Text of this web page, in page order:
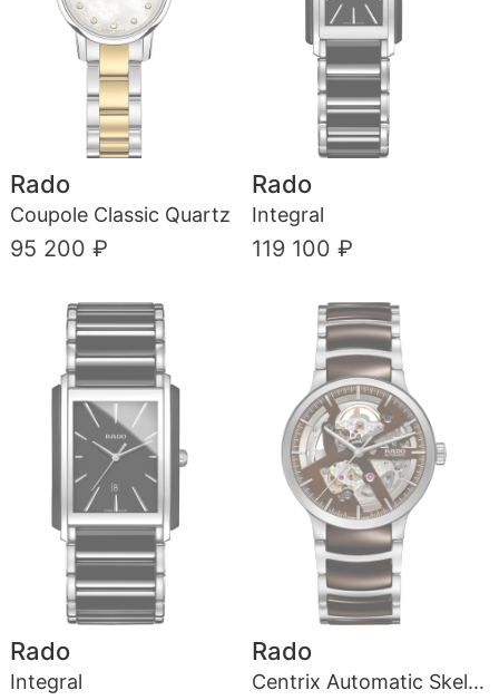
Rado
Coupole Classic Quartz
95 200 ₽
Rado
Integral
119 100 ₽
Rado
Integral
Rado
Centrix Automatic Skeleton